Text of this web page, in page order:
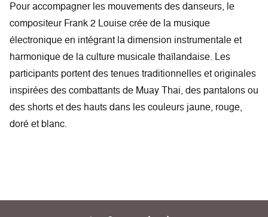
Pour accompagner les mouvements des danseurs, le
compositeur Frank 2 Louise crée de la musique
électronique en intégrant la dimension instrumentale et
harmonique de la culture musicale thaïlandaise. Les
participants portent des tenues traditionnelles et originales
inspirées des combattants de Muay Thai, des pantalons ou
des shorts et des hauts dans les couleurs jaune, rouge,
doré et blanc.